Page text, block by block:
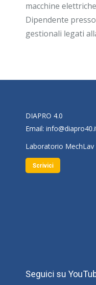
macchine
Dipendente
gestionali legati
DIAPRO 4.0
Email:
Laboratorio MechLav
Scrivici
Seguici su